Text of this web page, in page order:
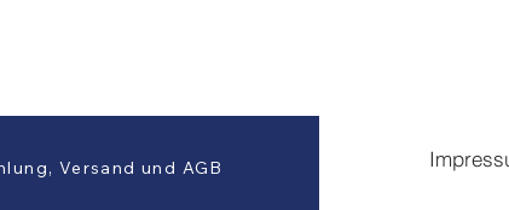
Versand und AGB